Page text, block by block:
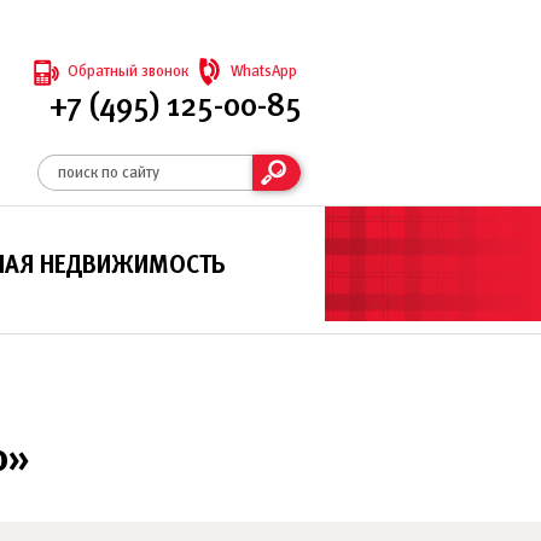
Обратный звонок WhatsApp
+7 (495) 125-00-85
НЕДВИЖИМОСТЬ